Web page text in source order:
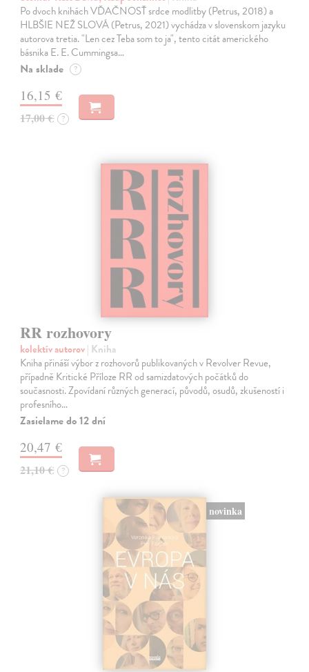
Po dvoch knihách VĎAČNOSŤ srdce modlitby (Petrus, 2018) a
HLBŠIE NEŽ SLOVÁ (Petrus, 2021) vychádza v slovenskom jazyku
autorova tretia. "Len cez Teba som to ja", tento citát amerického
básnika E. E. Cummingsa…
Na sklade ?
16,15 €
17,00 € ?
RR rozhovory
kolektív autorov| Kniha
Kniha přináší výbor z rozhovorů publikovaných v Revolver Revue,
případně Kritické Příloze RR od samizdatových počátků do
současnosti. Zpovídaní různých generací, původů, osudů, zkušeností i
profesního…
Zasielame do 12 dní
20,47 €
21,10 € ?
novinka